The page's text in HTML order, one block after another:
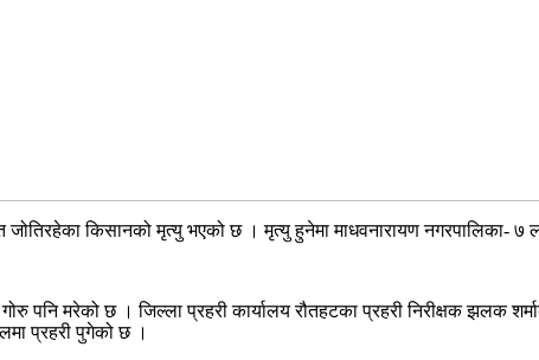
किसानको मृत्यु भएको छ । मृत्यु हुनेमा माधवनारायण नगरपालिका- ७
पनि मरेको छ । जिल्ला प्रहरी कार्यालय रौतहटका प्रहरी निरीक्षक झलक
प्रहरी पुगेको छ ।